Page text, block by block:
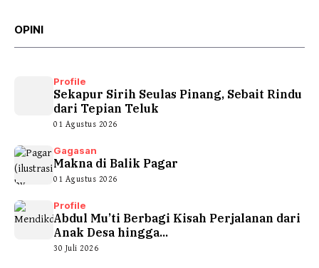
OPINI
Profile
Sekapur Sirih Seulas Pinang, Sebait Rindu
dari Tepian Teluk
01 Agustus 2026
Gagasan
Makna di Balik Pagar
01 Agustus 2026
Profile
Abdul Mu’ti Berbagi Kisah Perjalanan dari
Anak Desa hingga...
30 Juli 2026